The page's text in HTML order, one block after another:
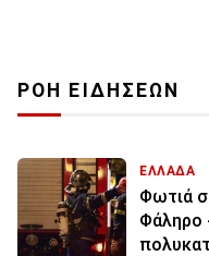
ΡΟΗ ΕΙΔΗΣΕΩΝ
ΕΛΛΑΔΑ
Φωτιά
Φάληρο